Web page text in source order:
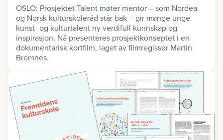
OSLO: Prosjektet Talent møter mentor – som Nordea
og Norsk kulturskoleråd står bak – gir mange unge
kunst- og kulturtalent ny verdifull kunnskap og
inspirasjon. Nå presenteres prosjektkonseptet i en
dokumentarisk kortfilm, laget av filmregissør Martin
Bremnes.